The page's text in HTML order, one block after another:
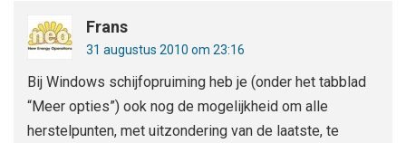
Frans
31 augustus 2010 om 23:16
Bij Windows schijfopruiming heb je (onder het tabblad
“Meer opties”) ook nog de mogelijkheid om alle
herstelpunten, met uitzondering van de laatste, te